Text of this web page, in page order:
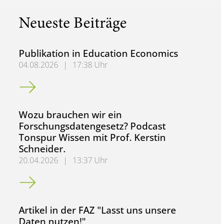
Neueste Beiträge
Publikation in Education Economics
04.08.2026 |
17:38 Uhr
Publikation in Education Economics
Wozu brauchen wir ein
Forschungsdatengesetz? Podcast
Tonspur Wissen mit Prof. Kerstin
Schneider.
20.04.2026 |
13:37 Uhr
Wozu brauchen wir ein Forschungsdatengesetz?
Artikel in der FAZ "Lasst uns unsere
Daten nutzen!"